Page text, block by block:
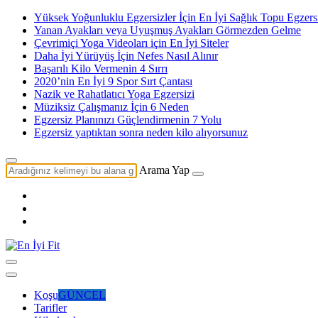
Yüksek Yoğunluklu Egzersizler İçin En İyi Sağlık Topu
Yanan Ayakları veya Uyuşmuş Ayakları Görmezden Gelme
Çevrimiçi Yoga Videoları için En İyi Siteler
Daha İyi Yürüyüş İçin Nefes Nasıl Alınır
Başarılı Kilo Vermenin 4 Sırrı
2020’nin En İyi 9 Spor Sırt Çantası
Nazik ve Rahatlatıcı Yoga Egzersizi
Müziksiz Çalışmanız İçin 6 Neden
Egzersiz Planınızı Güçlendirmenin 7 Yolu
Egzersiz yaptıktan sonra neden kilo alıyorsunuz
Arama Yap
KoşuGÜNCEL
Tarifler